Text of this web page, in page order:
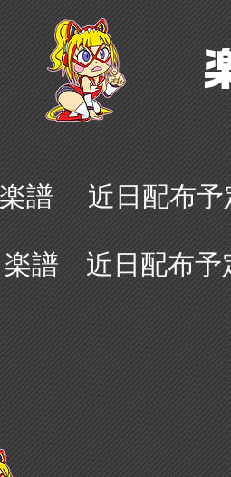
楽譜 近日配布予
楽譜 近日配布予